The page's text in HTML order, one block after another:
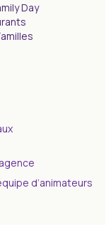
Day
d’animateurs